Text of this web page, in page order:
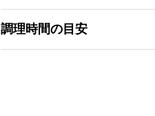
調理時間の目安